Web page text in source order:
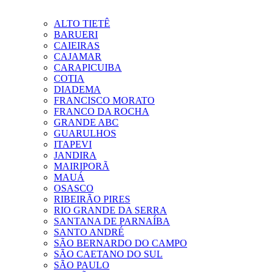
ALTO TIETÊ
BARUERI
CAIEIRAS
CAJAMAR
CARAPICUIBA
COTIA
DIADEMA
FRANCISCO MORATO
FRANCO DA ROCHA
GRANDE ABC
GUARULHOS
ITAPEVI
JANDIRA
MAIRIPORÃ
MAUÁ
OSASCO
RIBEIRÃO PIRES
RIO GRANDE DA SERRA
SANTANA DE PARNAÍBA
SANTO ANDRÉ
SÃO BERNARDO DO CAMPO
SÃO CAETANO DO SUL
SÃO PAULO